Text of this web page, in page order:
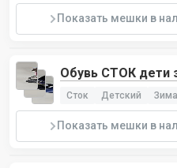
Показать мешки в
Обувь СТОК дети
Сток Детский Зима
Показать мешки в